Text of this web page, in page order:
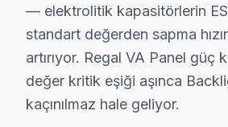
▸ Backlight arızası:
▸ Anakart sorunu: atölyemizde
▸ Yazılım: BGA yeniden
▸ Güç kartı:
Gaziosmanpaşa'de hangi
— elektrolitik kapasitörlerin
standart değerden sapma
artırıyor. Regal VA Panel güç
değer kritik eşiği aşınca
kaçınılmaz hale geliyor.